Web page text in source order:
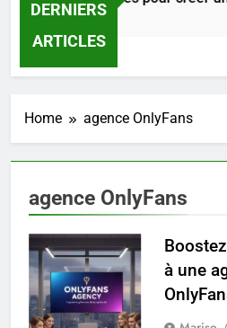
DERNIERS
ARTICLES
12 Heures Ago
Home agence OnlyFans
agence OnlyFans
à une
5